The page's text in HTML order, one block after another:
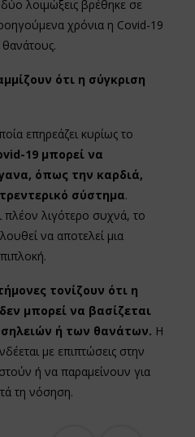
λοιμώξεις βρέθηκε σε
χρόνια η Covid-19
ότι η σύγκριση
επηρεάζει κυρίως το
19 μπορεί να
όπως την καρδιά,
σύστημα.
πλέον λιγότερο συχνά, το
να αποτελεί μια
τονίζουν ότι η
μπορεί να βασίζεται
ή των θανάτων. Η
με επιπτώσεις στην
ή να παραμείνουν για
τη νόσηση.